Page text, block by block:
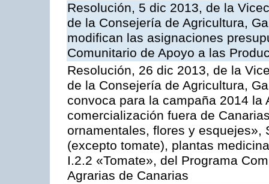
Resolución, 5 dic 2013, de la
de la Consejería de Agricultura,
modifican las asignaciones
Comunitario de Apoyo a las
Resolución, 26 dic 2013, de la
de la Consejería de Agricultura,
convoca para la campaña 2014 la
comercialización fuera de
ornamentales, flores y esquejes»,
(excepto tomate), plantas
I.2.2 «Tomate», del Programa
Agrarias de Canarias